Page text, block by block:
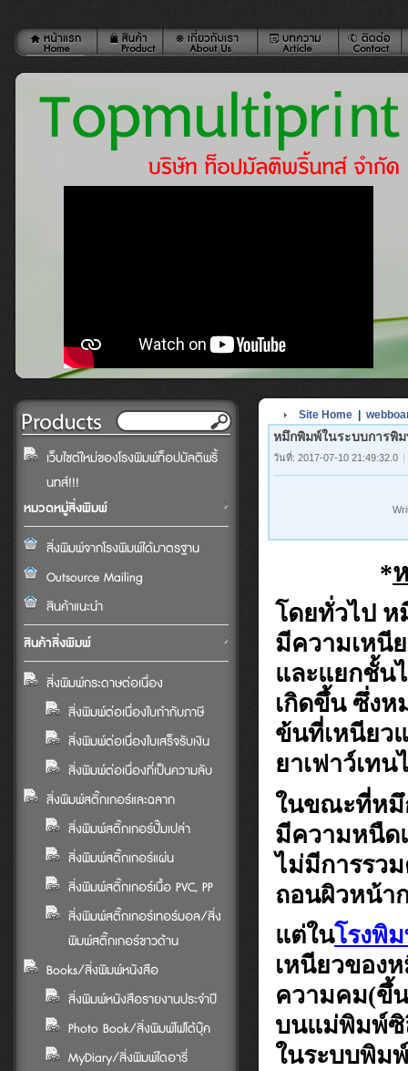
เว็บไซต์ใหม่ของโรงพิมพ์ท็อปมัลติพริ้
นทส์!!!
หมวดหมู่สิ่งพิมพ์
สิ่งพิมพ์จากโรงพิมพ์ได้มาตรฐาน
Outsource Mailing
สินค้าแนะนำ
สินค้าสิ่งพิมพ์
สิ่งพิมพ์กระดาษต่อเนื่อง
สิ่งพิมพ์ต่อเนื่องใบกำกับภาษี
สิ่งพิมพ์ต่อเนื่องใบเสร็จรับเงิน
สิ่งพิมพ์ต่อเนื่องที่เป็นความลับ
สิ่งพิมพ์สติ๊กเกอร์และฉลาก
สิ่งพิมพ์สติ๊กเกอร์ปั๊มเปล่า
สิ่งพิมพ์สติ๊กเกอร์แผ่น
สิ่งพิมพ์สติ๊กเกอร์เนื้อ PVC, PP
สิ่งพิมพ์สติ๊กเกอร์เทอร์มอล/สิ่ง
พิมพ์สติ๊กเกอร์ขาวด้าน
Books/สิ่งพิมพ์หนังสือ
สิ่งพิมพ์หนังสือรายงานประจำปี
Photo Book/สิ่งพิมพ์โฟโต้บุ๊ค
MyDiary/สิ่งพิมพ์ไดอารี่
Site Home
หมึกพิมพ์ในระบบการพิ
วันที่: 2017-07-10 21:49:32.0
*
โดยทั่วไป
มีความเหนี
และแยกชั้น
เกิดขึ้น ซึ่งห
ข้นที่เหนียว
ยาเฟาว์เท
ในขณะที่หมึ
มีความหนืด
ไม่มีการรว
ถอนผิวหน้า
แต่ในโรงพิ
เหนียวของ
ความคม(ขึ้
บนแม่พิมพ์ซิ
ในระบบพิม